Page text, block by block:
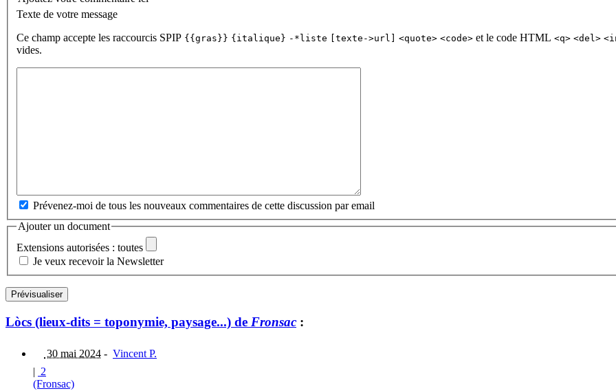
Texte de votre message
Ce champ accepte les raccourcis SPIP {{gras}} {italique} -*liste [texte->url] <quote> <code> et le code HTML <q> <del>
vides.
Prévenez-moi de tous les nouveaux commentaires de cette discussion par email
Ajouter un document
Extensions autorisées : toutes
Je veux recevoir la Newsletter
Lòcs (lieux-dits = toponymie, paysage...) de Fronsac :
30 mai 2024 - Vincent P.
| 2
(Fronsac)